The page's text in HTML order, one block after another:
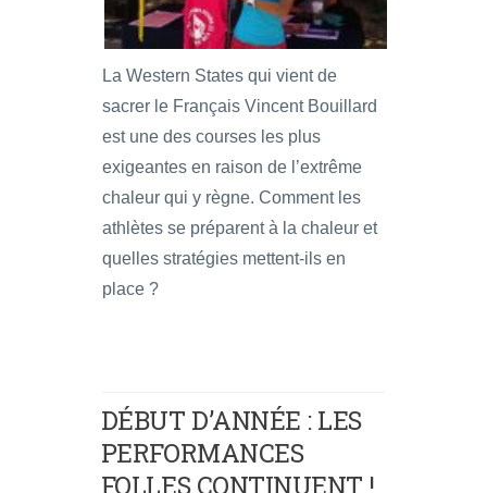
La Western States qui vient de
sacrer le Français Vincent Bouillard
est une des courses les plus
exigeantes en raison de l’extrême
chaleur qui y règne. Comment les
athlètes se préparent à la chaleur et
quelles stratégies mettent-ils en
place ?
DÉBUT D’ANNÉE : LES
PERFORMANCES
FOLLES CONTINUENT !